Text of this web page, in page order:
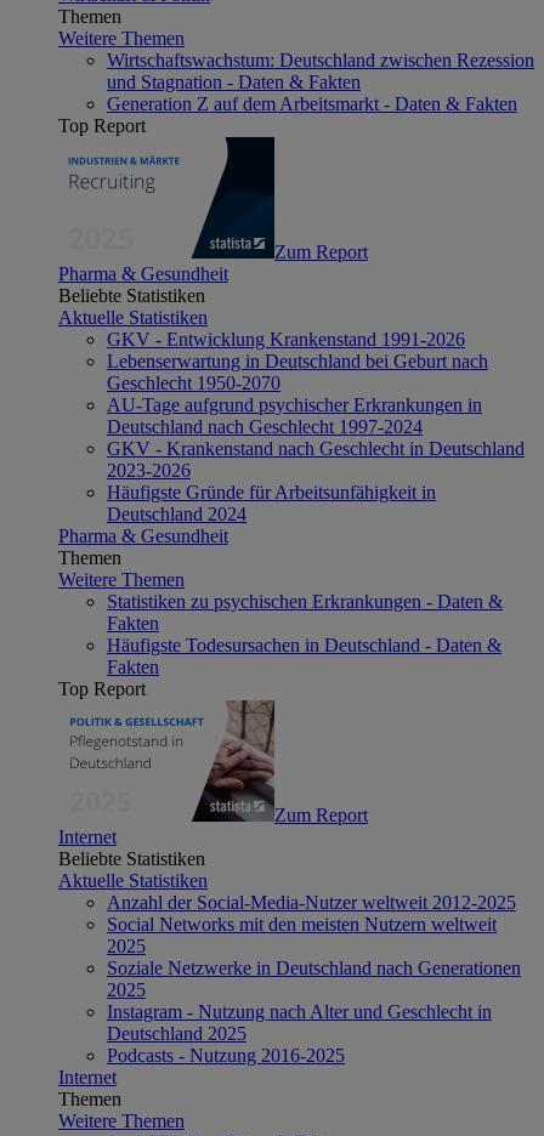
Themen
Weitere Themen
Wirtschaftswachstum: Deutschland zwischen Rezession
und Stagnation - Daten & Fakten
Generation Z auf dem Arbeitsmarkt - Daten & Fakten
Top Report
Zum Report
Pharma & Gesundheit
Beliebte Statistiken
Aktuelle Statistiken
GKV - Entwicklung Krankenstand 1991-2026
Lebenserwartung in Deutschland bei Geburt nach
Geschlecht 1950-2070
AU-Tage aufgrund psychischer Erkrankungen in
Deutschland nach Geschlecht 1997-2024
GKV - Krankenstand nach Geschlecht in Deutschland
2023-2026
Häufigste Gründe für Arbeitsunfähigkeit in
Deutschland 2024
Pharma & Gesundheit
Themen
Weitere Themen
Statistiken zu psychischen Erkrankungen - Daten &
Fakten
Häufigste Todesursachen in Deutschland - Daten &
Fakten
Top Report
Zum Report
Internet
Beliebte Statistiken
Aktuelle Statistiken
Anzahl der Social-Media-Nutzer weltweit 2012-2025
Social Networks mit den meisten Nutzern weltweit
2025
Soziale Netzwerke in Deutschland nach Generationen
2025
Instagram - Nutzung nach Alter und Geschlecht in
Deutschland 2025
Podcasts - Nutzung 2016-2025
Internet
Themen
Weitere Themen